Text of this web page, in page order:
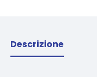
Descrizione